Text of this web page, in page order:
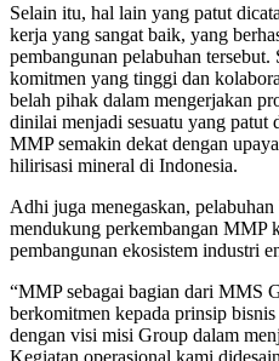
Selain itu, hal lain yang patut
kerja yang sangat baik, yang
pembangunan pelabuhan
komitmen yang tinggi dan
belah pihak dalam mengerjakan
dinilai menjadi sesuatu yang patut
MMP semakin dekat dengan
hilirisasi mineral di Indonesia.
Adhi juga menegaskan,
mendukung perkembangan MMP
pembangunan ekosistem industri
“MMP sebagai bagian dari MMS
berkomitmen kepada prinsip
dengan visi misi Group dalam
Kegiatan operasional kami